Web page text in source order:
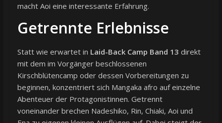
macht Aoi eine interessante Erfahrung.
Getrennte Erlebnisse
Statt wie erwartet in Laid-Back Camp Band 13 direkt
mit dem im Vorgänger beschlossenen
Kirschblütencamp oder dessen Vorbereitungen zu
beginnen, konzentriert sich Mangaka afro auf einzelne
Abenteuer der Protagonistinnen. Getrennt
voneinander brechen Nadeshiko, Rin, Chiaki, Aoi und